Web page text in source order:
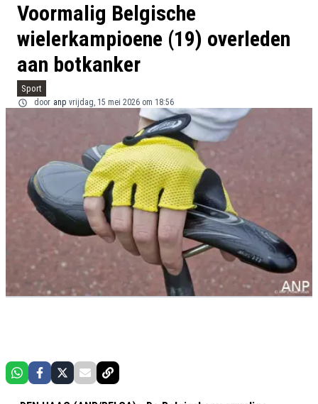
Voormalig Belgische
wielerkampioene (19) overleden
aan botkanker
Sport
door anp vrijdag, 15 mei 2026 om 18:56